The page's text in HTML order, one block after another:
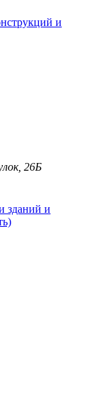
и
26Б
зданий и